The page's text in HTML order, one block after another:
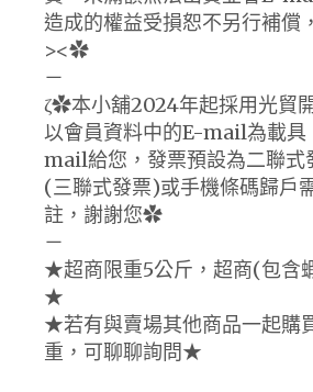
造成的權益受損恕不另行補償
><✿
－
ζ✿本小舖2024年起採用光貿
以會員資料中的E-mail為載具
mail給您，發票預設為二聯式
(三聯式發票)或手機條碼歸戶
註，謝謝您✿
－
★超商限重5公斤，超商(包含
★
★若有與賣場其他商品一起購
重，可聊聊詢問★